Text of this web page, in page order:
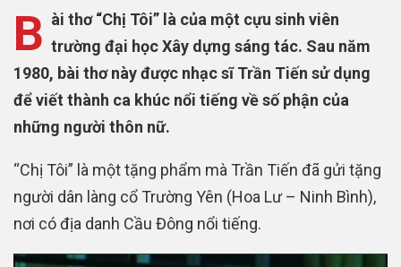
B ài thơ “Chị Tôi” là của một cựu sinh viên
trường đại học Xây dựng sáng tác. Sau năm
1980, bài thơ này được nhạc sĩ Trần Tiến sử dụng
để viết thành ca khúc nổi tiếng về số phận của
những người thôn nữ.
“Chị Tôi” là một tặng phẩm mà Trần Tiến đã gửi tặng
người dân làng cổ Trường Yên (Hoa Lư – Ninh Bình),
nơi có địa danh Cầu Đông nổi tiếng.